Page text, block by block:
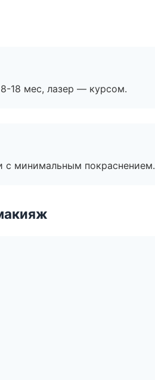
18 мес, лазер — курсом.
с минимальным покраснением.